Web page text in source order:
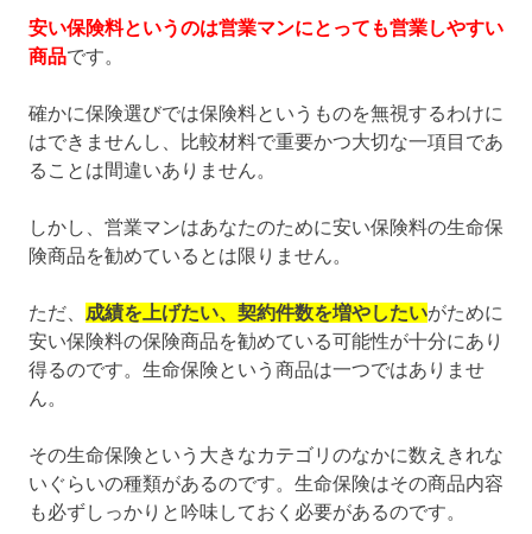
安い保険料というのは営業マンにとっても営業しやすい
商品です。
確かに保険選びでは保険料というものを無視するわけに
はできませんし、比較材料で重要かつ大切な一項目であ
ることは間違いありません。
しかし、営業マンはあなたのために安い保険料の生命保
険商品を勧めているとは限りません。
ただ、 成績を上げたい、契約件数を増やしたいがために
安い保険料の保険商品を勧めている可能性が十分にあり
得るのです。生命保険という商品は一つではありませ
ん。
その生命保険という大きなカテゴリのなかに数えきれな
いぐらいの種類があるのです。生命保険はその商品内容
も必ずしっかりと吟味しておく必要があるのです。